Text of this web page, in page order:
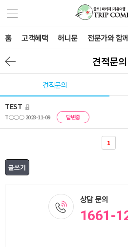
홈 고객혜택 허니문 전문가와 함
견적문의
견적문의
TEST
T○○○ 2023-11-09 답변중
1
상담 문의
1661-